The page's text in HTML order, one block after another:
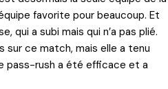
favorite pour beaucoup. Et
qui a subi mais qui n’a pas plié.
sur ce match, mais elle a tenu
pass-rush a été efficace et a